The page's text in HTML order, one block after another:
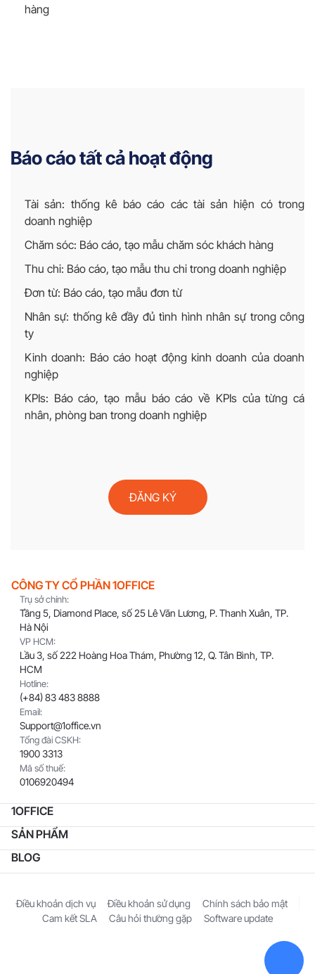
hàng
Báo cáo tất cả hoạt động
Tài sản: thống kê báo cáo các tài sản hiện có trong
doanh nghiệp
Chăm sóc: Báo cáo, tạo mẫu chăm sóc khách hàng
Thu chi: Báo cáo, tạo mẫu thu chi trong doanh nghiệp
Đơn từ: Báo cáo, tạo mẫu đơn từ
Nhân sự: thống kê đầy đủ tình hình nhân sự trong công
ty
Kinh doanh: Báo cáo hoạt động kinh doanh của doanh
nghiệp
KPIs: Báo cáo, tạo mẫu báo cáo về KPIs của từng cá
nhân, phòng ban trong doanh nghiệp
ĐĂNG KÝ
CÔNG TY CỔ PHẦN 1OFFICE
Trụ sở chính:
Tầng 5, Diamond Place, số 25 Lê Văn Lương, P. Thanh Xuân, TP.
Hà Nội
VP HCM:
Lầu 3, số 222 Hoàng Hoa Thám, Phường 12, Q. Tân Bình, TP.
HCM
Hotline:
(+84) 83 483 8888
Email:
Support@1office.vn
Tổng đài CSKH:
1900 3313
Mã số thuế:
0106920494
1OFFICE
SẢN PHẨM
BLOG
Điều khoản dịch vụ Điều khoản sử dụng
Chính sách bảo mật
Cam kết SLA
Câu hỏi thường gặp Software update